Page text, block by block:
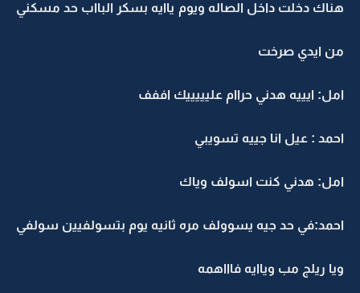
هناك دخلت داخل الصاله ويوم ياايه بسكر البااب حد مسكني
من ايدي صرخت
امل: ايييه هدني حراام عليييييك اففف
احمد : عيل انا جييه تسويبي
امل: هدني كنت اسولف وياك
احمد:في حد جيه يسوولف مره ثانيه يوم بتسولفيين سولفي
ويا ريلج مب وياايه فاااهمه